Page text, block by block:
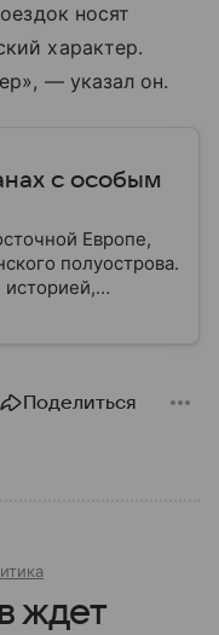
носят
характер.
— указал он.
с особым
Европе,
полуострова.
историей,
Поделиться
ждет